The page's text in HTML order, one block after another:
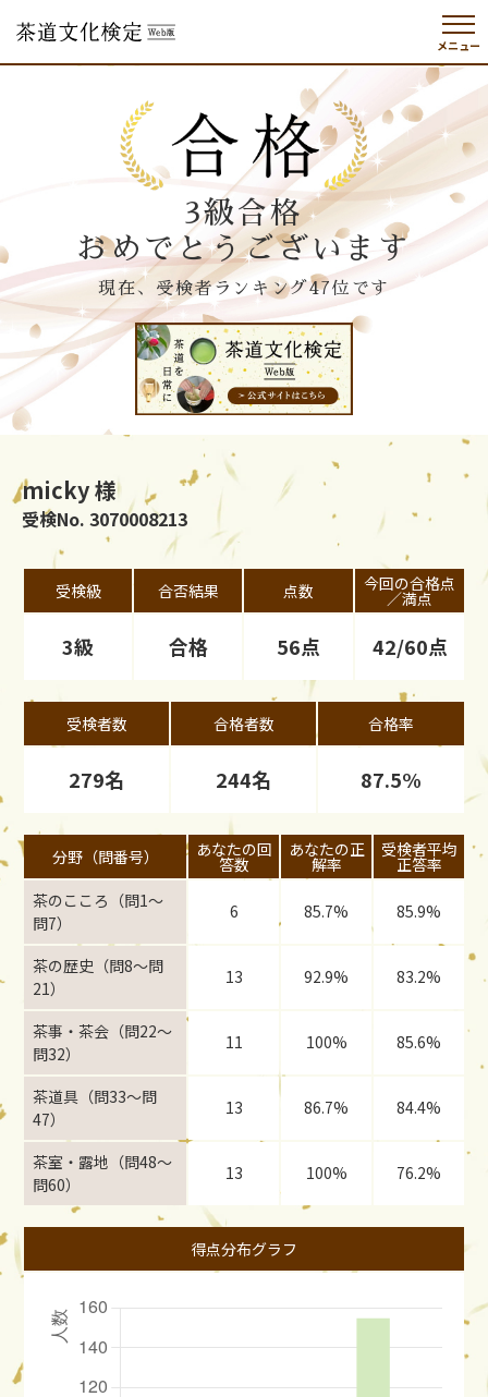
メニュー
3級合格
おめでとうございます
現在、受検者ランキング47位です
micky 様
受検No. 3070008213
受検級 合否結果 点数 今回の合格点
／満点
3級 合格 56点 42/60点
受検者数 合格者数 合格率
279名 244名 87.5%
分野（問番号） あなたの回
答数
あなたの正
解率
受検者平均
正答率
茶のこころ（問1〜
問7）
6 85.7% 85.9%
茶の歴史（問8〜問
21）
13 92.9% 83.2%
茶事・茶会（問22〜
問32）
11 100% 85.6%
茶道具（問33〜問
47）
13 86.7% 84.4%
茶室・露地（問48〜
問60）
13 100% 76.2%
得点分布グラフ